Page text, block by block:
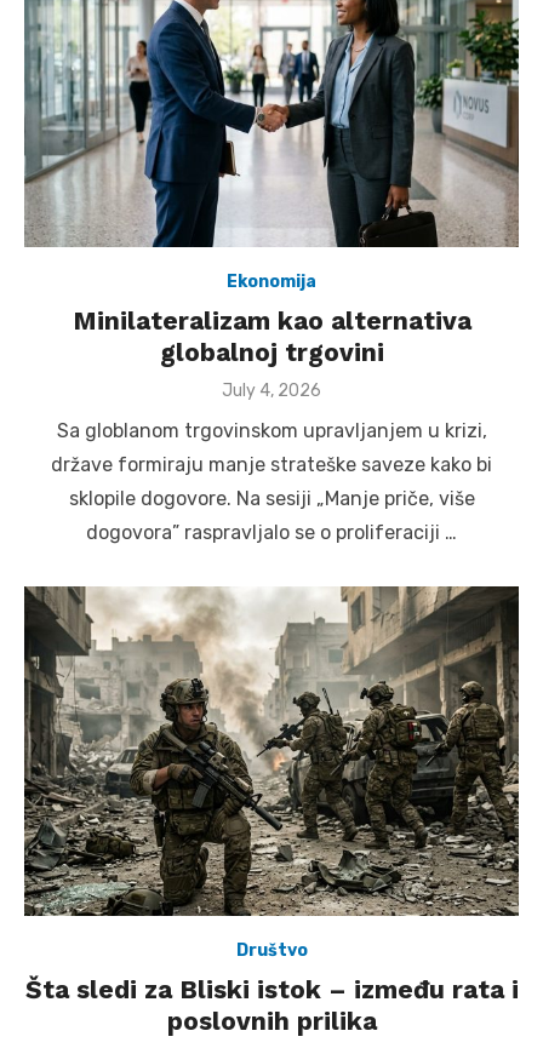
Ekonomija
Minilateralizam kao alternativa
globalnoj trgovini
Posted
July 4, 2026
Sa globlanom trgovinskom upravljanjem u krizi,
države formiraju manje strateške saveze kako bi
sklopile dogovore. Na sesiji „Manje priče, više
dogovora” raspravljalo se o proliferaciji …
Društvo
Šta sledi za Bliski istok – između rata i
poslovnih prilika